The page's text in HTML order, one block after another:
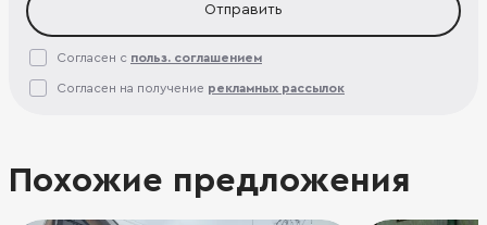
Отправить
Согласен с польз. соглашением
Согласен на получение рекламных рассылок
Похожие предложения